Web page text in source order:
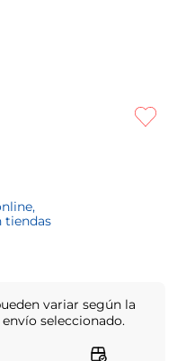
tiendas
variar según la
seleccionado.